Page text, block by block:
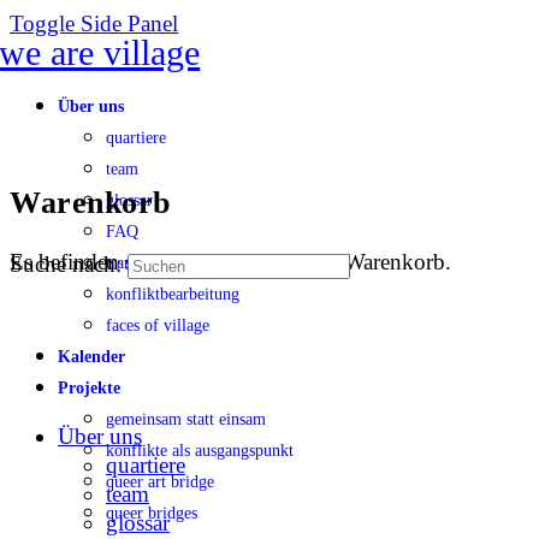
Toggle Side Panel
Über uns
quartiere
team
glossar
FAQ
transparenz
konfliktbearbeitung
faces of village
Kalender
Projekte
gemeinsam statt einsam
konflikte als ausgangspunkt
queer art bridge
queer bridges
Warenkorb
Es befinden sich keine Produkte im Warenkorb.
Suche nach:
Über uns
quartiere
team
glossar